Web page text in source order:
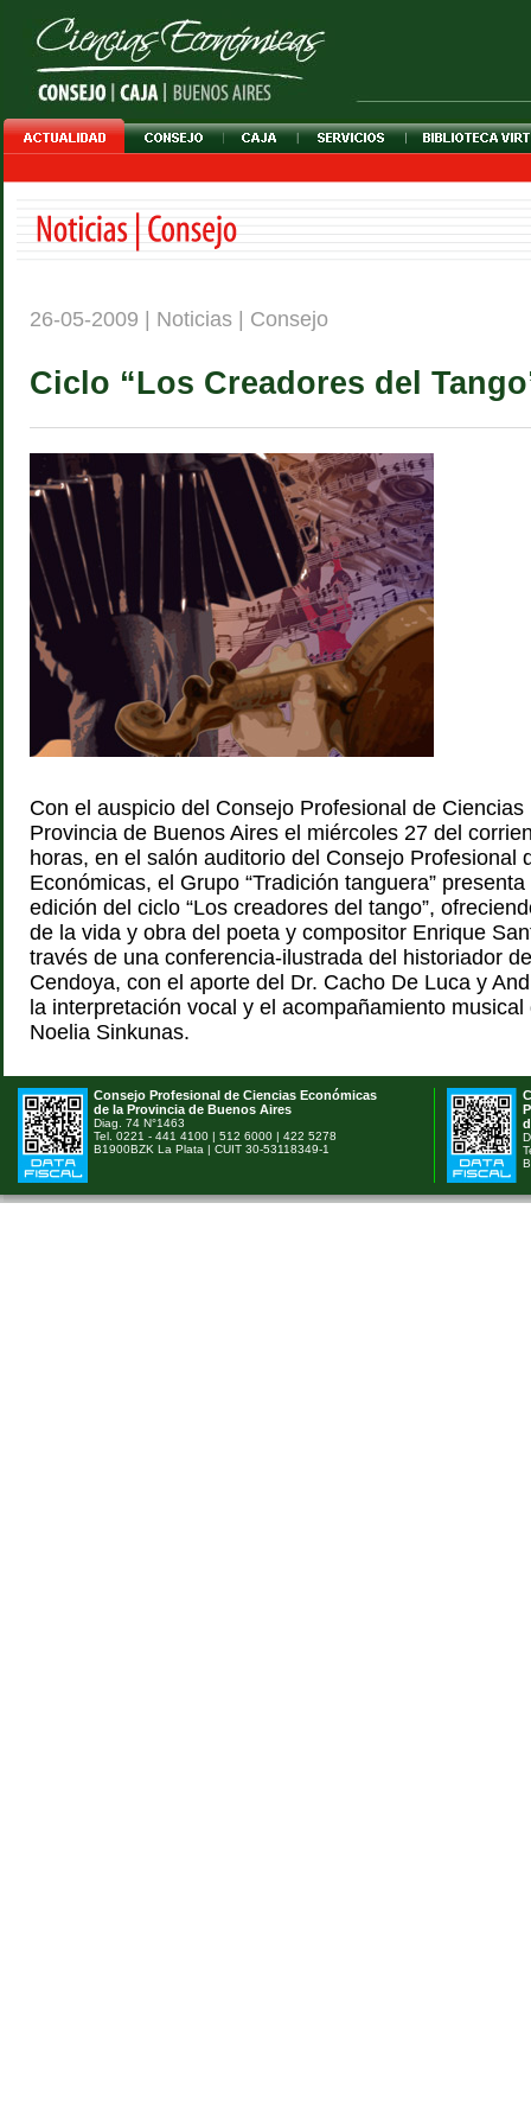
26-05-2009 | Noticias | Consejo
Ciclo “Los Creadores del
Con el auspicio del Consejo Profesional de
Provincia de Buenos Aires el miércoles 27 del
horas, en el salón auditorio del Consejo Profesional
Económicas, el Grupo “Tradición tanguera”
edición del ciclo “Los creadores del tango”,
de la vida y obra del poeta y compositor Enrique
través de una conferencia-ilustrada del historiador
Cendoya, con el aporte del Dr. Cacho De Luca y
la interpretación vocal y el acompañamiento
Noelia Sinkunas.
Consejo Profesional de Ciencias Económicas
de la Provincia de Buenos Aires
Diag. 74 N°1463
Tel. 0221 - 441 4100 | 512 6000 | 422 5278
B1900BZK La Plata | CUIT 30-53118349-1